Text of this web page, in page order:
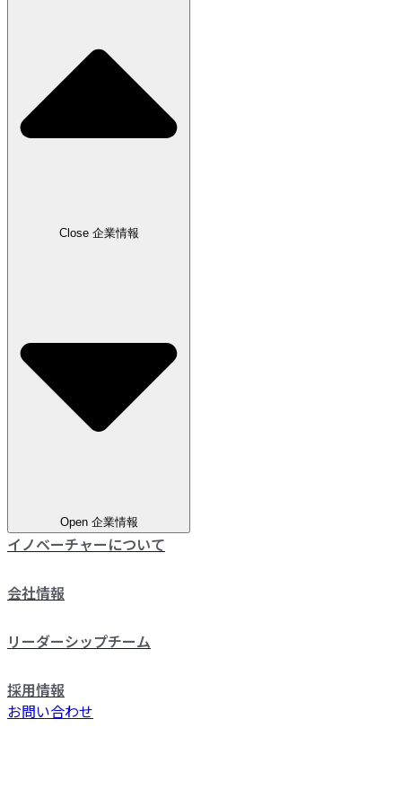
Close 企業情報
Open 企業情報
イノベーチャーについて
会社情報
リーダーシップチーム
採用情報
お問い合わせ